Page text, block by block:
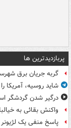
پربازدیدترین ها
گربه جریان برق
شاید روسیه، آمریکا
درگیر شدن گردشگر
واکنش بقائی به
پاسخ منفی یک